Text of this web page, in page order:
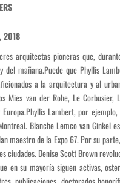
2018
arquitectas pioneras que,
mañana.Puede que Phyllis
a la arquitectura y al
van der Rohe, Le
Lambert, por
Blanche Lemco van Ginkel
de la Expo 67. Por su
ciudades. Denise Scott Brown
en su mayoría siguen activas,